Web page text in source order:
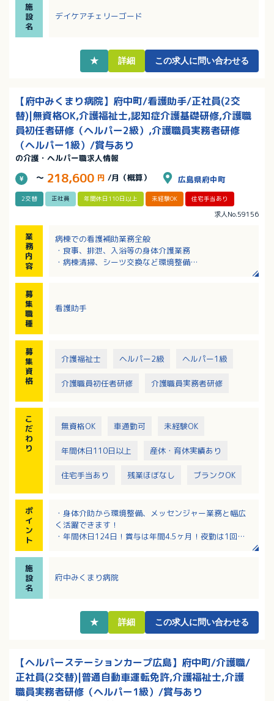
・デイケアが未経験の方も教えていただける環境があ
るので安心です！
施
設
名
デイケアチェリーゴード
★ 詳細 この求人に問い合わせる
【府中みくまり病院】府中町/看護助手/正社員(2交
替)|無資格OK,介護福祉士,認知症介護基礎研修,介護職
員初任者研修（ヘルパー2級）,介護職員実務者研修
（ヘルパー1級）/賞与あり
の介護・ヘルパー職求人情報
～ 218,600 円 /月（概算） 広島県府中町
2交替 正社員 年間休日110日以上 未経験OK 住宅手当あり
求人No.59156
業
務
内
容
病棟での看護補助業務全般
・食事、排泄、入浴等の身体介護業務
・病棟清掃、シーツ交換など環境整備
募
集
職
種
看護助手
募
集
資
格
介護福祉士 ヘルパー2級 ヘルパー1級
介護職員初任者研修 介護職員実務者研修
こ
だ
わ
り
無資格OK 車通勤可 未経験OK
年間休日110日以上 産休・育休実績あり
住宅手当あり 残業ほぼなし ブランクOK
ポ
イ
ン
ト
・身体介助から環境整備、メッセンジャー業務と幅広
く活躍できます！
・年間休日124日！賞与は年間4.5ヶ月！夜勤は1回に
ませんので働きやすい環境です！
施
設
名
府中みくまり病院
★ 詳細 この求人に問い合わせる
【ヘルパーステーションカープ広島】府中町/介護職/
正社員(2交替)|普通自動車運転免許,介護福祉士,介護
職員実務者研修（ヘルパー1級）/賞与あり